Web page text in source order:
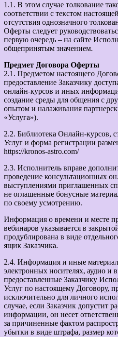
1.1. В этом случае толкование
соответствии с текстом
отсутствия однозначного
Оферты следует
первую очередь – на сайте
общепринятым значением.
Предмет Договора Оферты
2.1. Предметом настоящего
предоставление Заказчику
онлайн-курсов и иных
создание среды для общения с
опытом и налаживания
«Услуга»).
2.2. Библиотека Онлайн-курсов,
Услуг и форма регистрации
https://kronos-astro.com/
2.3. Исполнитель вправе
проведение консультационных
выступлениями приглашенных
не оглашенные бонусные
по своему усмотрению.
Информация о времени и месте
вебинаров указывается в
продублирована в виде
ящик Заказчика.
2.4. Информация и иные
электронных носителях, аудио и
предоставленные Заказчику
Услуг по настоящему Договору,
исключительно для личного
случае, если Заказчик допустит
информации, он несет
за причиненные фактом
убытки в виде штрафа, размер